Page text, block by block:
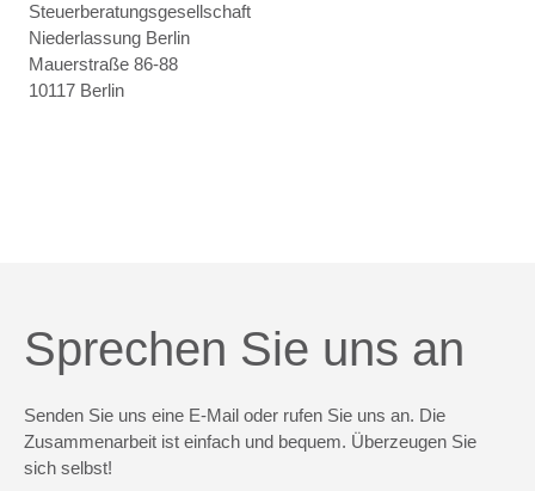
Steuerberatungsgesellschaft
Niederlassung Berlin
Mauerstraße 86-88
10117 Berlin
Sprechen Sie uns an
Senden Sie uns eine E-Mail oder rufen Sie uns an. Die
Zusammenarbeit ist einfach und bequem. Überzeugen Sie
sich selbst!